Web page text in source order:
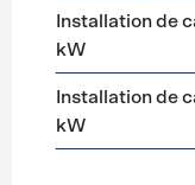
Installation de
kW
Installation de
kW